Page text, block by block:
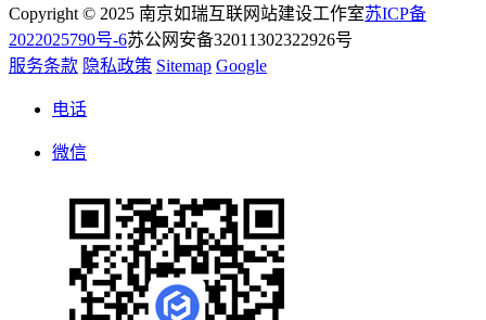
Copyright © 2025 南京如瑞互联网站建设工作室苏ICP备
2022025790号-6苏公网安备32011302322926号
服务条款 隐私政策 Sitemap Google
电话
微信